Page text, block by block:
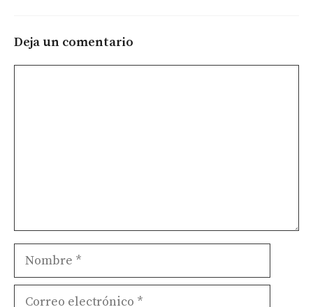
Deja un comentario
Nombre
Correo